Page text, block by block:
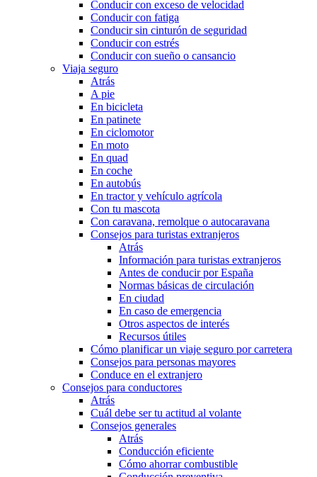
Conducir con exceso de velocidad
Conducir con fatiga
Conducir sin cinturón de seguridad
Conducir con estrés
Conducir con sueño o cansancio
Viaja seguro
Atrás
A pie
En bicicleta
En patinete
En ciclomotor
En moto
En quad
En coche
En autobús
En tractor y vehículo agrícola
Con tu mascota
Con caravana, remolque o autocaravana
Consejos para turistas extranjeros
Atrás
Información para turistas extranjeros
Antes de conducir por España
Normas básicas de circulación
En ciudad
En caso de emergencia
Otros aspectos de interés
Recursos útiles
Cómo planificar un viaje seguro por carretera
Consejos para personas mayores
Conduce en el extranjero
Consejos para conductores
Atrás
Cuál debe ser tu actitud al volante
Consejos generales
Atrás
Conducción eficiente
Cómo ahorrar combustible